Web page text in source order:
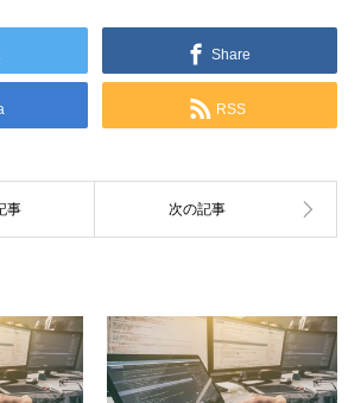
Share
RSS